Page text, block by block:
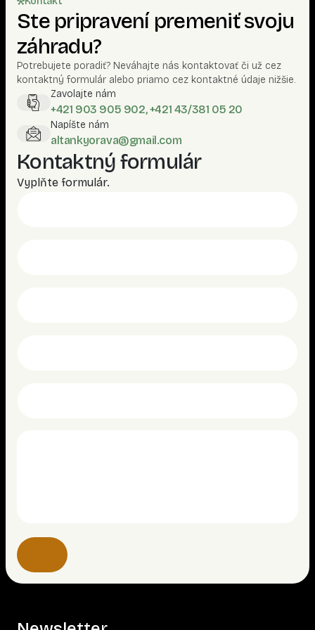
Ste pripravení premeniť svoju
záhradu?
Potrebujete poradiť? Neváhajte nás kontaktovať či už cez
kontaktný formulár alebo priamo cez kontaktné údaje nižšie.
Zavolajte nám
+421 903 905 902, +421 43/381 05 20
Napíšte nám
altankyorava@gmail.com
Kontaktný formulár
Vyplňte formulár.